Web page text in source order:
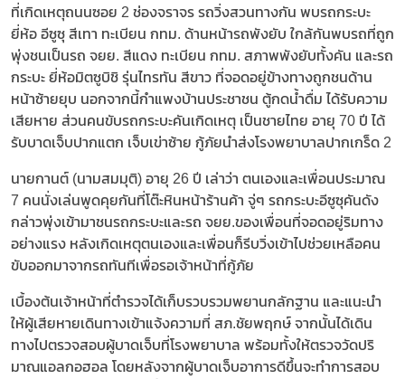
ที่เกิดเหตุถนนซอย 2 ช่องจราจร รถวิ่งสวนทางกัน พบรถกระบะ
ยี่ห้อ อีซูซุ สีเทา ทะเบียน กทม. ด้านหน้ารถพังยับ ใกล้กันพบรถที่ถูก
พุ่งชนเป็นรถ จยย. สีแดง ทะเบียน กทม. สภาพพังยับทั้งคัน และรถ
กระบะ ยี่ห้อมิตซูบิชิ รุ่นไทรทัน สีขาว ที่จอดอยู่ข้างทางถูกชนด้าน
หน้าซ้ายยุบ นอกจากนี้กำแพงบ้านประชาชน ตู้กดน้ำดื่ม ได้รับความ
เสียหาย ส่วนคนขับรถกระบะคันเกิดเหตุ เป็นชายไทย อายุ 70 ปี ได้
รับบาดเจ็บปากแตก เจ็บเข่าซ้าย กู้ภัยนำส่งโรงพยาบาลปากเกร็ด 2
นายกานต์ (นามสมมุติ) อายุ 26 ปี เล่าว่า ตนเองและเพื่อนประมาณ
7 คนนั่งเล่นพูดคุยกันที่โต๊ะหินหน้าร้านค้า จู่ๆ รถกระบะอีซูซุคันดัง
กล่าวพุ่งเข้ามาชนรถกระบะและรถ จยย.ของเพื่อนที่จอดอยู่ริมทาง
อย่างแรง หลังเกิดเหตุตนเองและเพื่อนก็รีบวิ่งเข้าไปช่วยเหลือคน
ขับออกมาจากรถทันทีเพื่อรอเจ้าหน้าที่กู้ภัย
เบื้องต้นเจ้าหน้าที่ตำรวจได้เก็บรวบรวมพยานกลักฐาน และแนะนำ
ให้ผู้เสียหายเดินทางเข้าแจ้งความที่ สภ.ชัยพฤกษ์ จากนั้นได้เดิน
ทางไปตรวจสอบผู้บาดเจ็บที่โรงพยาบาล พร้อมทั้งให้ตรวจวัดปริ
มาณแอลกอฮอล โดยหลังจากผู้บาดเจ็บอาการดีขึ้นจะทำการสอบ